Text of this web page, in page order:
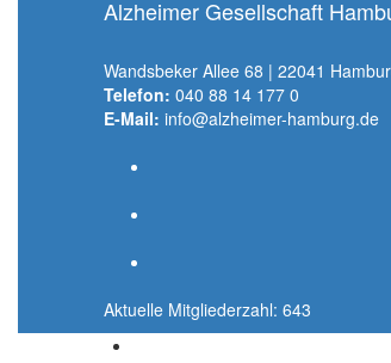
Alzheimer Gesellschaft
Wandsbeker Allee 68 | 22041
Telefon: 040 88 14 177 0
E-Mail: info@alzheimer-hamburg.de
Aktuelle Mitgliederzahl: 643